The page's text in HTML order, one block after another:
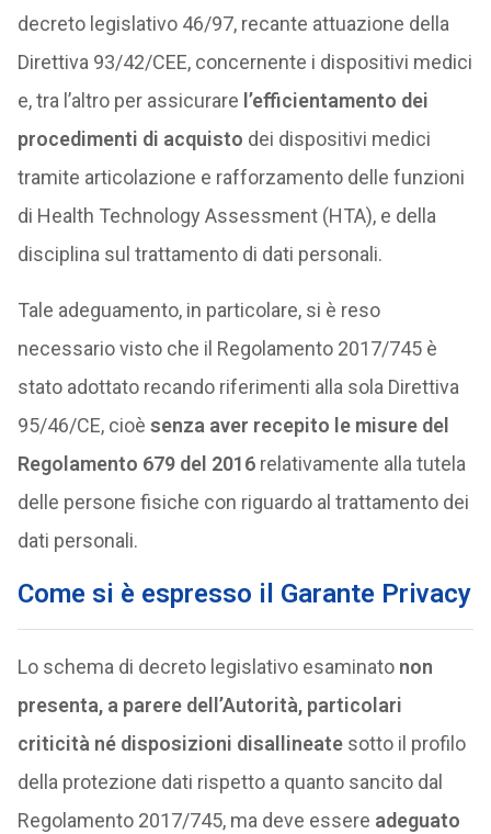
decreto legislativo 46/97, recante attuazione della
Direttiva 93/42/CEE, concernente i dispositivi medici
e, tra l’altro per assicurare l’efficientamento dei
procedimenti di acquisto dei dispositivi medici
tramite articolazione e rafforzamento delle funzioni
di Health Technology Assessment (HTA), e della
disciplina sul trattamento di dati personali.
Tale adeguamento, in particolare, si è reso
necessario visto che il Regolamento 2017/745 è
stato adottato recando riferimenti alla sola Direttiva
95/46/CE, cioè senza aver recepito le misure del
Regolamento 679 del 2016relativamente alla tutela
delle persone fisiche con riguardo al trattamento dei
dati personali.
Come si è espresso il Garante Privacy
Lo schema di decreto legislativo esaminato non
presenta, a parere dell’Autorità, particolari
criticità né disposizioni disallineate sotto il profilo
della protezione dati rispetto a quanto sancito dal
Regolamento 2017/745, ma deve essere adeguato